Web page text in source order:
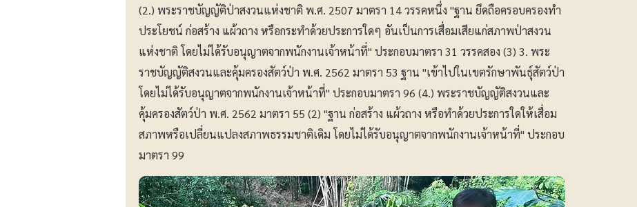
(2.) พระราชบัญญัติป่าสงวนแห่งชาติ พ.ศ. 2507 มาตรา 14 วรรคหนึ่ง "ฐาน ยึดถือครอบครองทำ
ประโยชน์ ก่อสร้าง แผ้วถาง หรือกระทำด้วยประการใดๆ อันเป็นการเสื่อมเสียแก่สภาพป่าสงวน
แห่งชาติ โดยไม่ได้รับอนุญาตจากพนักงานเจ้าหน้าที่" ประกอบมาตรา 31 วรรคสอง (3) 3. พระ
ราชบัญญัติสงวนและคุ้มครองสัตว์ป่า พ.ศ. 2562 มาตรา 53 ฐาน "เข้าไปในเขตรักษาพันธุ์สัตว์ป่า
โดยไม่ได้รับอนุญาตจากพนักงานเจ้าหน้าที่" ประกอบมาตรา 96 (4.) พระราชบัญญัติสงวนและ
คุ้มครองสัตว์ป่า พ.ศ. 2562 มาตรา 55 (2) "ฐาน ก่อสร้าง แผ้วถาง หรือทำด้วยประการใดให้เสื่อม
สภาพหรือเปลี่ยนแปลงสภาพธรรมชาติเดิม โดยไม่ได้รับอนุญาตจากพนักงานเจ้าหน้าที่" ประกอบ
มาตรา 99